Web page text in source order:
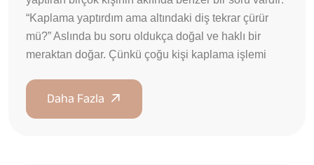
“Kaplama yaptırdım ama altındaki diş tekrar çürür
mü?” Aslında bu soru oldukça doğal ve haklı bir
meraktan doğar. Çünkü çoğu kişi kaplama işlemi